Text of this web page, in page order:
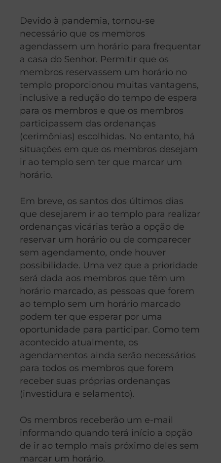
Devido à pandemia, tornou-se
necessário que os membros
agendassem um horário para frequentar
a casa do Senhor. Permitir que os
membros reservassem um horário no
templo proporcionou muitas vantagens,
inclusive a redução do tempo de espera
para os membros e que os membros
participassem das ordenanças
(cerimônias) escolhidas. No entanto, há
situações em que os membros desejam
ir ao templo sem ter que marcar um
horário.
Em breve, os santos dos últimos dias
que desejarem ir ao templo para realizar
ordenanças vicárias terão a opção de
reservar um horário ou de comparecer
sem agendamento, onde houver
possibilidade. Uma vez que a prioridade
será dada aos membros que têm um
horário marcado, as pessoas que forem
ao templo sem um horário marcado
podem ter que esperar por uma
oportunidade para participar. Como tem
acontecido atualmente, os
agendamentos ainda serão necessários
para todos os membros que forem
receber suas próprias ordenanças
(investidura e selamento).
Os membros receberão um e-mail
informando quando terá início a opção
de ir ao templo mais próximo deles sem
marcar um horário.